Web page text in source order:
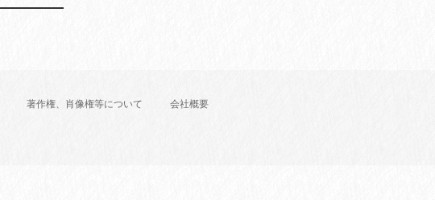
著作権、肖像権等について 会社概要